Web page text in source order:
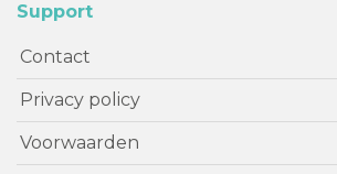
Support
Contact
Privacy policy
Voorwaarden